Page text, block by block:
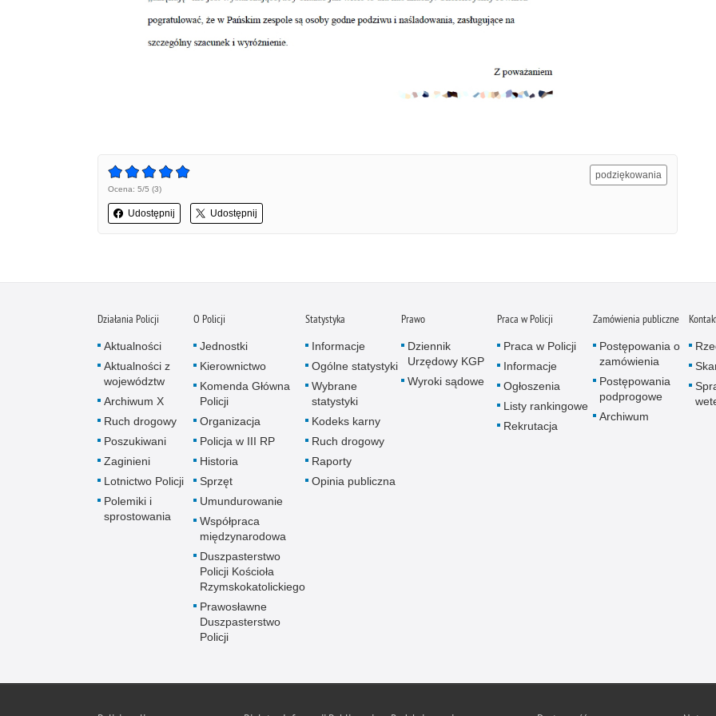
Ocena: 5/5 (3)
Udostępnij Udostępnij
podziękowania
Działania Policji
Aktualności
Aktualności z
województw
Archiwum X
Ruch drogowy
Poszukiwani
Zaginieni
Lotnictwo Policji
Polemiki i
sprostowania
O Policji
Jednostki
Kierownictwo
Komenda Główna
Policji
Organizacja
Policja w III RP
Historia
Sprzęt
Umundurowanie
Współpraca
międzynarodowa
Duszpasterstwo
Policji Kościoła
Rzymskokatolickiego
Prawosławne
Duszpasterstwo
Policji
Statystyka
Informacje
Ogólne statystyki
Wybrane
statystyki
Kodeks karny
Ruch drogowy
Raporty
Opinia publiczna
Prawo
Dziennik
Urzędowy KGP
Wyroki sądowe
Praca w Policji
Praca w Policji
Informacje
Ogłoszenia
Listy rankingowe
Rekrutacja
Zamówienia publiczne
Postępowania o
zamówienia
Postępowania
podprogowe
Archiwum